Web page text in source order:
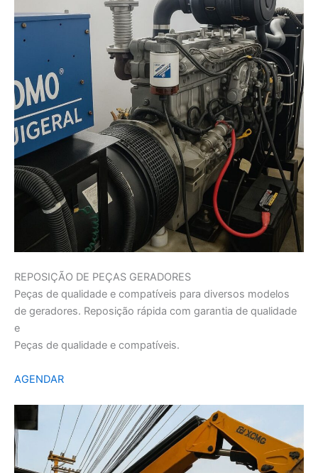
REPOSIÇÃO DE PEÇAS GERADORES
Peças de qualidade e compatíveis para diversos modelos
de geradores. Reposição rápida com garantia de qualidade
e
Peças de qualidade e compatíveis.
AGENDAR